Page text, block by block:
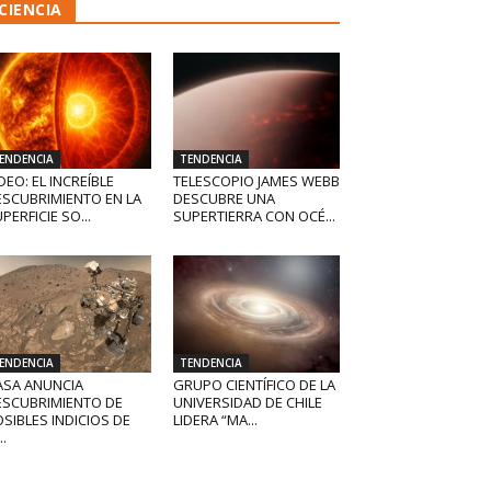
EL INCREÍBLE
EN LA
SO...
TENDENCIA
TELESCOPIO JAMES WEBB
DESCUBRE UNA
SUPERTIERRA CON OCÉ...
ANUNCIA
DE
INDICIOS DE
TENDENCIA
GRUPO CIENTÍFICO DE LA
UNIVERSIDAD DE CHILE
LIDERA “MA...